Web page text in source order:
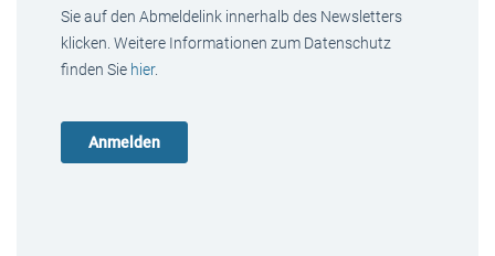
Sie auf den Abmeldelink innerhalb des Newsletters
klicken. Weitere Informationen zum Datenschutz
finden Sie hier.